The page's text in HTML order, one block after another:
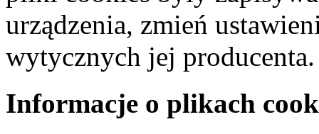
urządzenia, zmień
wytycznych jej producenta.
Informacje o plikach